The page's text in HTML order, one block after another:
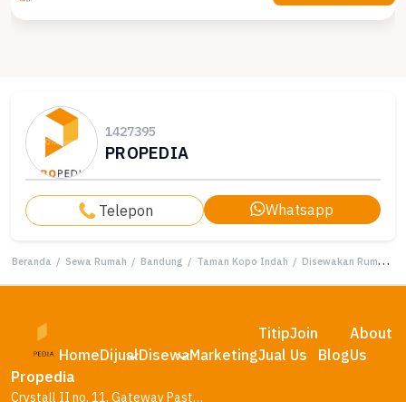
1427395
PROPEDIA
Telepon Whatsapp
Beranda / Sewa Rumah / Bandung / Taman Kopo Indah / Disewakan Rumah Terjangkau di Taman Kopo Indah, Bandung, LT 108m²
HomeDijualDisewaMarketing
Titip
Jual
Join
Us
Blog
About
Us
Propedia
Crystall II no. 11, Gateway Pasteur Residence, Bandung – Jawa Barat